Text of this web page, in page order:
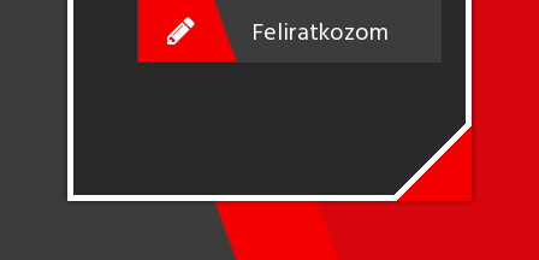
Feliratkozom